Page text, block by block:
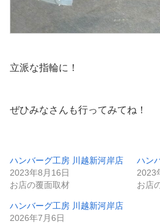
立派な指輪に！
ぜひみなさんも行ってみてね！
ハンバーグ工房 川越新河岸店
2023年8月16日
お店の覆面取材
ハン
2023
お店
ハンバーグ工房 川越新河岸店
2026年7月6日